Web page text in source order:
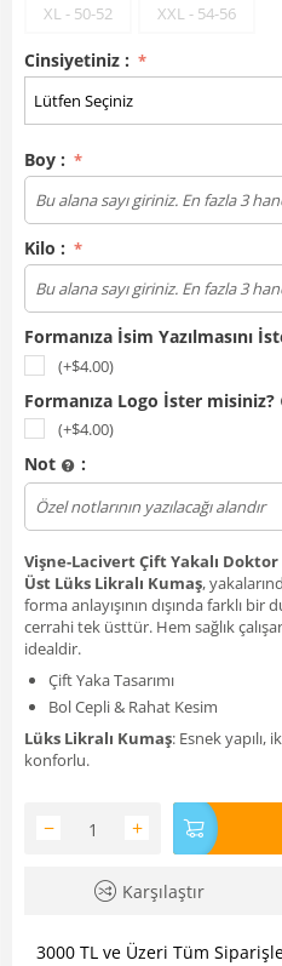
XL - 50-52 XXL - 54-56
Cinsiyetiniz :
Boy :
Kilo :
Formanıza İsim Yazılmasını
(+$4.00)
Formanıza Logo İster misiniz?
(+$4.00)
Dosya yükle
Not :
Vişne-Lacivert Çift Yakalı
Üst Lüks Likralı Kumaş,
forma anlayışının dışında farklı bir
cerrahi tek üsttür. Hem sağlık
idealdir.
Çift Yaka Tasarımı
Bol Cepli & Rahat Kesim
Lüks Likralı Kumaş: Esnek
konforlu.
+
−
Karşılaştır
3000 TL ve Üzeri Tüm